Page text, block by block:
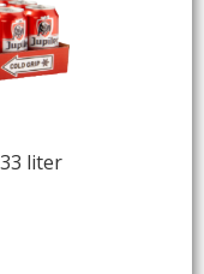
liter